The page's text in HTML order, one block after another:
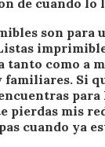
de cuando lo
son para
como a
familiares. Si
para
pierdas mis
cuando ya